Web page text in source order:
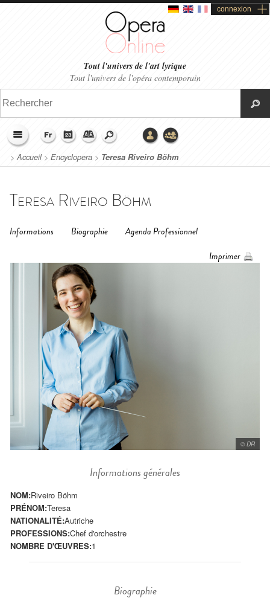
connexion
Tout l'univers de l'art lyrique
Tout l'univers de l'opéra contemporain
>Accueil> Encyclopera > Teresa Riveiro Böhm
Teresa Riveiro Böhm
Informations Biographie
Agenda Professionnel
Imprimer
© DR
Informations générales
NOM:Riveiro Böhm
PRÉNOM:Teresa
NATIONALITÉ:Autriche
PROFESSIONS:Chef d'orchestre
NOMBRE D'ŒUVRES:1
Biographie